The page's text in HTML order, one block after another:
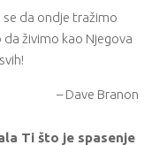
da ondje tražimo
da živimo kao Njegova
– Dave Branon
Ti što je spasenje